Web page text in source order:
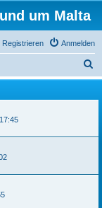
um Malta
Anmelden
Registrieren
u